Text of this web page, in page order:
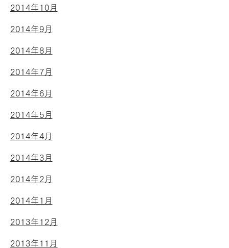
2014年10月
2014年9月
2014年8月
2014年7月
2014年6月
2014年5月
2014年4月
2014年3月
2014年2月
2014年1月
2013年12月
2013年11月